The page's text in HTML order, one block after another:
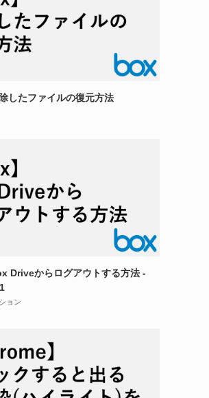
したファイルの復元方法
Driveからログアウトする方法 -
ョン